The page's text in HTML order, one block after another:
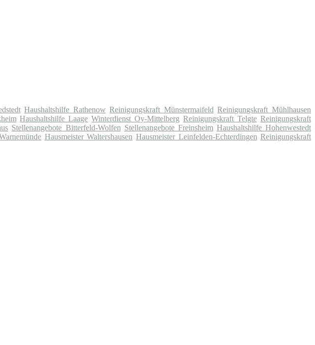
Haushaltshilfe Rathenow Reinigungskraft Münstermaifeld Reinigungskraft Mühlhausen
Haushaltshilfe Laage Winterdienst Oy-Mittelberg Reinigungskraft Telgte Reinigungskraft
Stellenangebote Bitterfeld-Wolfen Stellenangebote Freinsheim Haushaltshilfe Hohenwestedt
Hausmeister Waltershausen Hausmeister Leinfelden-Echterdingen Reinigungskraft